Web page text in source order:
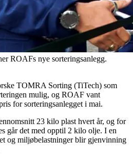
ROAFs nye sorteringsanlegg.
TOMRA Sorting (TiTech) som
mulig, og ROAF vant
for sorteringsanlegget i mai.
23 kilo plast hvert år, og for
går det med opptil 2 kilo olje. I en
og miljøbelastninger blir gjenvinning